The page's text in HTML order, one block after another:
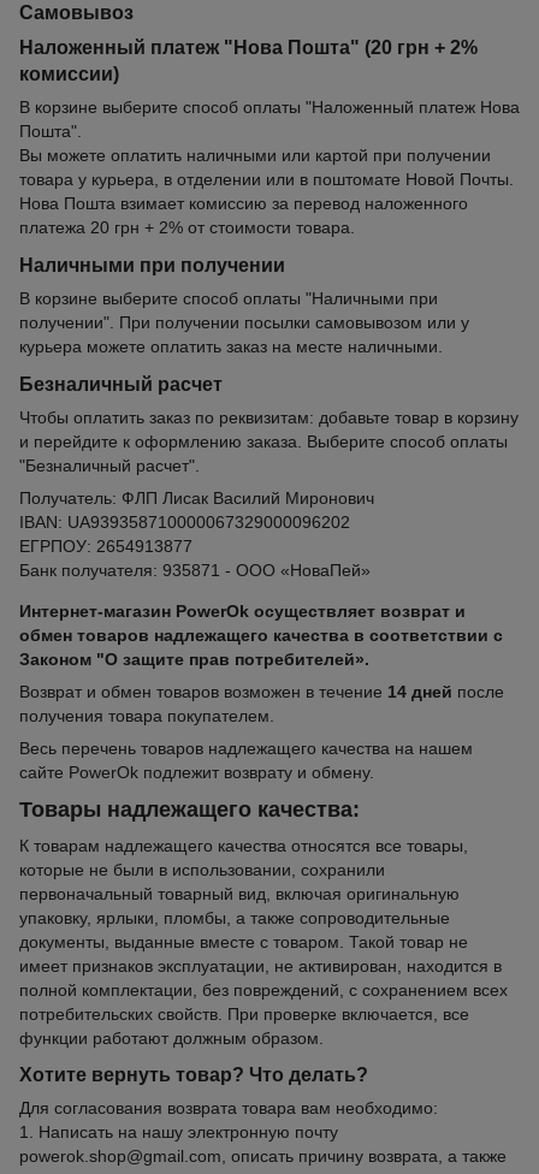
Самовывоз
Наложенный платеж "Нова Пошта" (20 грн + 2%
комиссии)
В корзине выберите способ оплаты "Наложенный платеж Нова
Пошта".
Вы можете оплатить наличными или картой при получении
товара у курьера, в отделении или в поштомате Новой Почты.
Нова Пошта взимает комиссию за перевод наложенного
платежа 20 грн + 2% от стоимости товара.
Наличными при получении
В корзине выберите способ оплаты "Наличными при
получении". При получении посылки самовывозом или у
курьера можете оплатить заказ на месте наличными.
Безналичный расчет
Чтобы оплатить заказ по реквизитам: добавьте товар в корзину
и перейдите к оформлению заказа. Выберите способ оплаты
"Безналичный расчет".
Получатель: ФЛП Лисак Василий Миронович
IBAN: UA939358710000067329000096202
ЕГРПОУ: 2654913877
Банк получателя: 935871 - ООО «НоваПей»
Интернет-магазин PowerOk осуществляет возврат и
обмен товаров надлежащего качества в соответствии с
Законом "О защите прав потребителей».
Возврат и обмен товаров возможен в течение 14 дней после
получения товара покупателем.
Весь перечень товаров надлежащего качества на нашем
сайте PowerOk подлежит возврату и обмену.
Товары надлежащего качества:
К товарам надлежащего качества относятся все товары,
которые не были в использовании, сохранили
первоначальный товарный вид, включая оригинальную
упаковку, ярлыки, пломбы, а также сопроводительные
документы, выданные вместе с товаром. Такой товар не
имеет признаков эксплуатации, не активирован, находится в
полной комплектации, без повреждений, с сохранением всех
потребительских свойств. При проверке включается, все
функции работают должным образом.
Хотите вернуть товар? Что делать?
Для согласования возврата товара вам необходимо:
1. Написать на нашу электронную почту
powerok.shop@gmail.com, описать причину возврата, а также